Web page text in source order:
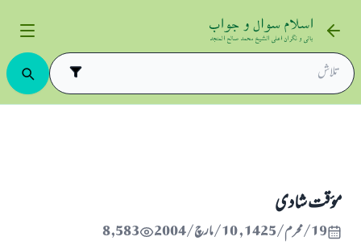
مؤقت شادی
19/محرم/1425 , 10/مارچ/2004 8,583